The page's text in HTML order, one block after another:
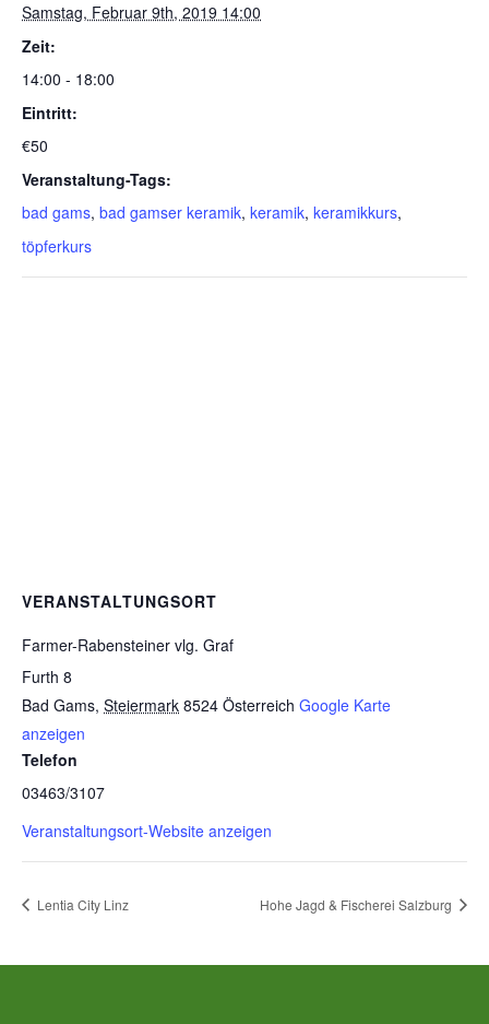
Samstag, Februar 9th, 2019 14:00
Zeit:
14:00 - 18:00
Eintritt:
€50
Veranstaltung-Tags:
bad gams, bad gamser keramik, keramik, keramikkurs,
töpferkurs
VERANSTALTUNGSORT
Farmer-Rabensteiner vlg. Graf
Furth 8
Bad Gams, Steiermark 8524 Österreich Google Karte
anzeigen
Telefon
03463/3107
Veranstaltungsort-Website anzeigen
Lentia City Linz Hohe Jagd & Fischerei Salzburg